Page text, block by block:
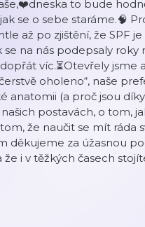
to bude
se o sebe staráme.🧠
až po zjištění, že SPF
na nás podepsaly
víc.⏳Otevřely jsme
oholeno“, naše
anatomii (a proč jsou
postavách, o tom,
že naučit se mít ráda
děkujeme za úžasnou
i v těžkých časech